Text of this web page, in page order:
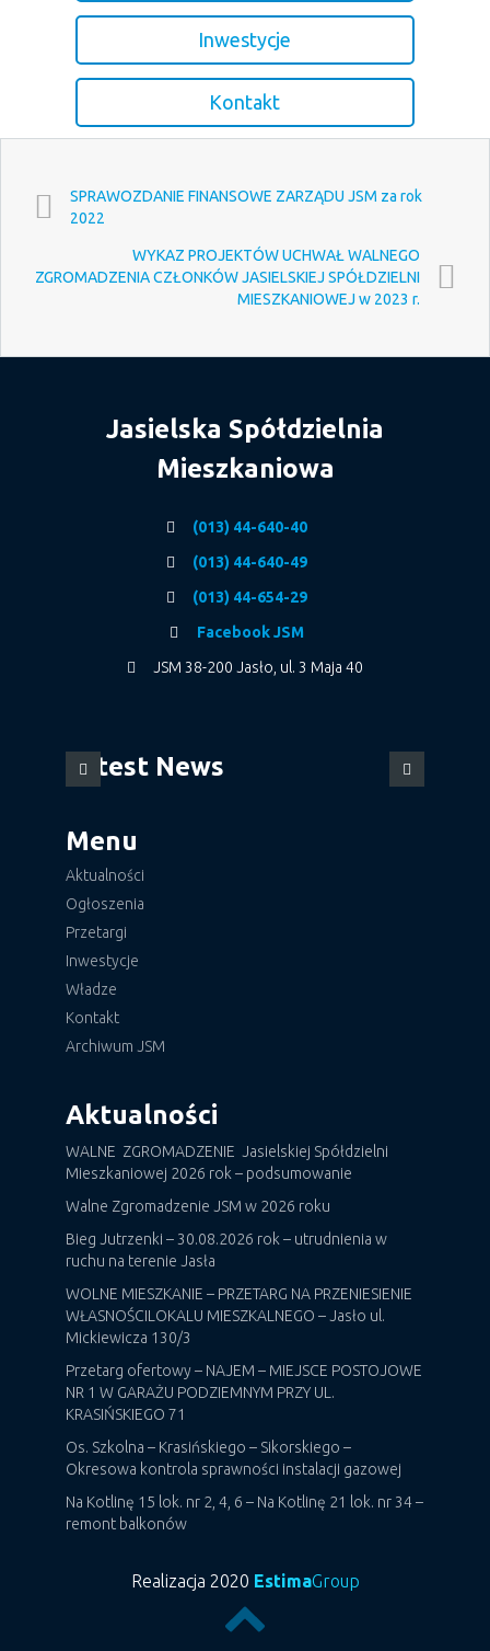
Inwestycje
Kontakt
SPRAWOZDANIE FINANSOWE ZARZĄDU JSM za rok
2022
WYKAZ PROJEKTÓW UCHWAŁ WALNEGO
ZGROMADZENIA CZŁONKÓW JASIELSKIEJ SPÓŁDZIELNI
MIESZKANIOWEJ w 2023 r.
Jasielska Spółdzielnia
Mieszkaniowa
(013) 44-640-40
(013) 44-640-49
(013) 44-654-29
Facebook JSM
JSM 38-200 Jasło, ul. 3 Maja 40
Latest News
Menu
Aktualności
Ogłoszenia
Przetargi
Inwestycje
Władze
Kontakt
Archiwum JSM
Aktualności
WALNE ZGROMADZENIE Jasielskiej Spółdzielni
Mieszkaniowej 2026 rok – podsumowanie
Walne Zgromadzenie JSM w 2026 roku
Bieg Jutrzenki – 30.08.2026 rok – utrudnienia w
ruchu na terenie Jasła
WOLNE MIESZKANIE – PRZETARG NA PRZENIESIENIE
WŁASNOŚCILOKALU MIESZKALNEGO – Jasło ul.
Mickiewicza 130/3
Przetarg ofertowy – NAJEM – MIEJSCE POSTOJOWE
NR 1 W GARAŻU PODZIEMNYM PRZY UL.
KRASIŃSKIEGO 71
Os. Szkolna – Krasińskiego – Sikorskiego –
Okresowa kontrola sprawności instalacji gazowej
Na Kotlinę 15 lok. nr 2, 4, 6 – Na Kotlinę 21 lok. nr 34 –
remont balkonów
Realizacja 2020 EstimaGroup